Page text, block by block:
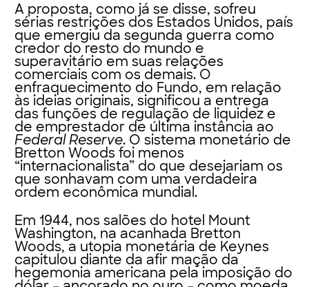
A proposta, como já se disse, sofreu
sérias restrições dos Estados Unidos, país
que emergiu da segunda guerra como
credor do resto do mundo e
superavitário em suas relações
comerciais com os demais. O
enfraquecimento do Fundo, em relação
às ideias originais, significou a entrega
das funções de regulação de liquidez e
de emprestador de última instância ao
Federal Reserve. O sistema monetário de
Bretton Woods foi menos
“internacionalista” do que desejariam os
que sonhavam com uma verdadeira
ordem econômica mundial.
Em 1944, nos salões do hotel Mount
Washington, na acanhada Bretton
Woods, a utopia monetária de Keynes
capitulou diante da afir mação da
hegemonia americana pela imposição do